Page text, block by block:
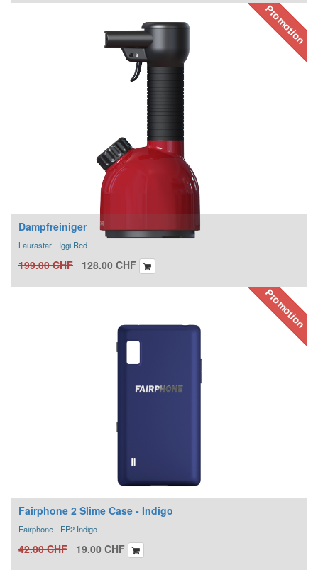
Promotion
Dampfreiniger
Laurastar - Iggi Red
199.00CHF 128.00 CHF
Promotion
Fairphone 2 Slime Case - Indigo
Fairphone - FP2 Indigo
42.00CHF 19.00 CHF